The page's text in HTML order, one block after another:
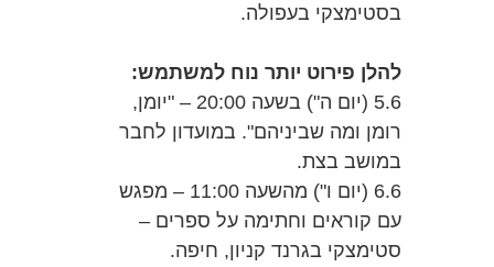
בסטימצקי בעפולה.
להלן פירוט יותר נוח למשתמש:
5.6 (יום ה") בשעה 20:00 – "יומן,
רומן ומה שביניהם". במועדון לחבר
במושב בצת.
6.6 (יום ו") מהשעה 11:00 – מפגש
עם קוראים וחתימה על ספרים –
סטימצקי בגרנד קניון, חיפה.